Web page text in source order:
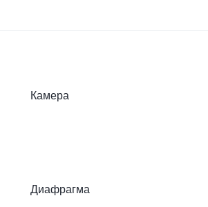
Камера
Диафрагма